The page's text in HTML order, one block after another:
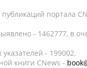
портала
- 1462777, в
- 199002.
книги CNews -